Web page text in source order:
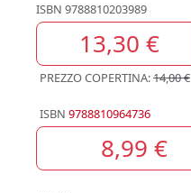
ISBN 9788810203989
13,30 €
PREZZO COPERTINA:14,00 €
ISBN 9788810964736
8,99 €